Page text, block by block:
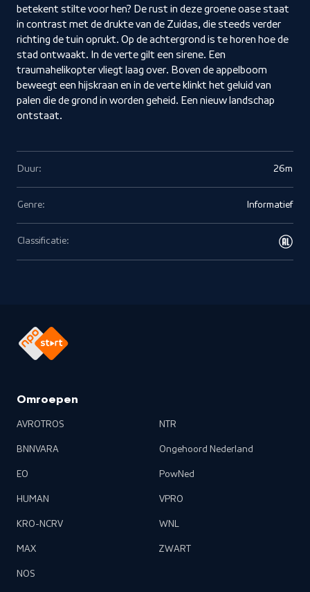
betekent stilte voor hen? De rust in deze groene oase staat
in contrast met de drukte van de Zuidas, die steeds verder
richting de tuin oprukt. Op de achtergrond is te horen hoe de
stad ontwaakt. In de verte gilt een sirene. Een
traumahelikopter vliegt laag over. Boven de appelboom
beweegt een hijskraan en in de verte klinkt het geluid van
palen die de grond in worden geheid. Een nieuw landschap
ontstaat.
Duur: 26m
Genre: Informatief
Classificatie:
Omroepen
AVROTROS
BNNVARA
EO
HUMAN
KRO-NCRV
MAX
NOS
NTR
Ongehoord Nederland
PowNed
VPRO
WNL
ZWART